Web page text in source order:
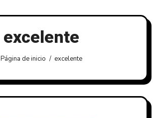
excelente
Página de inicio excelente